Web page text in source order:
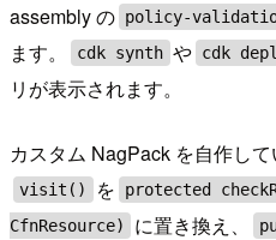
assembly の policy-
ます。
cdk synth や cdk
リが表示されます。
カスタム NagPack を自作して
visit() を
protected
CfnResource)
に置き換え、